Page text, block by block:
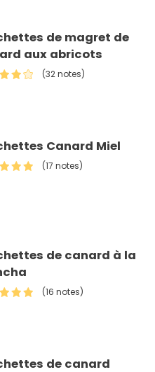
de magret de
aux abricots
(32 notes)
Canard Miel
(17 notes)
de canard à la
(16 notes)
de canard